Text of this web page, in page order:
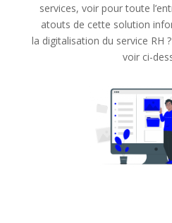
services, voir pour toute
atouts de cette solution
la digitalisation du service RH
voir ci-